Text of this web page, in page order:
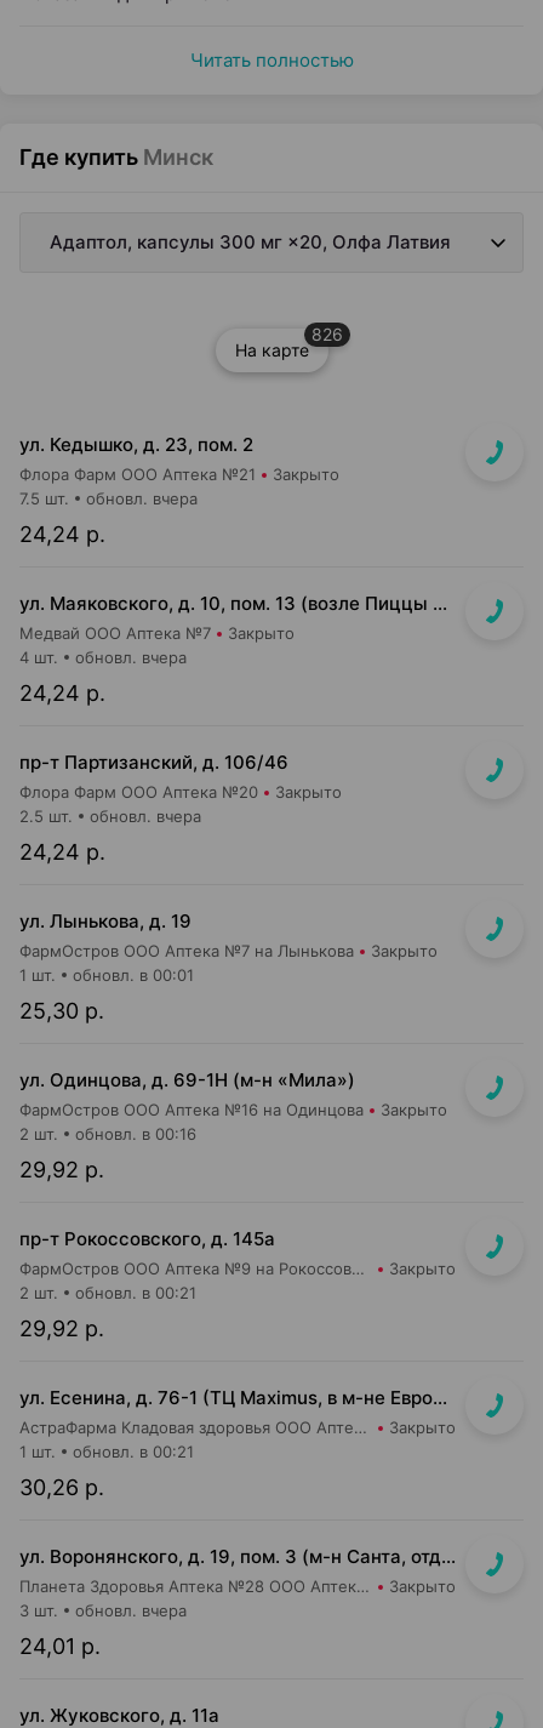
Читать полностью
Где купить Минск
Адаптол, капсулы 300 мг ×20, Олфа Латвия
На карте
826
ул. Кедышко, д. 23, пом. 2
Флора Фарм ООО Аптека №21 Закрыто
24,24 р.
7.5 шт. обновл. вчера
ул. Маяковского, д. 10, пом. 13 (возле Пиццы Мании)
Медвай ООО Аптека №7 Закрыто
24,24 р.
4 шт. обновл. вчера
пр-т Партизанский, д. 106/46
Флора Фарм ООО Аптека №20 Закрыто
24,24 р.
2.5 шт. обновл. вчера
ул. Лынькова, д. 19
ФармОстров ООО Аптека №7 на Лынькова Закрыто
25,30 р.
1 шт. обновл. в 00:01
ул. Одинцова, д. 69-1Н (м-н «Мила»)
ФармОстров ООО Аптека №16 на Одинцова Закрыто
29,92 р.
2 шт. обновл. в 00:16
пр-т Рокоссовского, д. 145а
ФармОстров ООО Аптека №9 на Рокоссовского Закрыто
29,92 р.
2 шт. обновл. в 00:21
ул. Есенина, д. 76-1 (ТЦ Maximus, в м-не Евроопт Super)
АстраФарма Кладовая здоровья ООО Аптека №9 Закрыто
30,26 р.
1 шт. обновл. в 00:21
ул. Воронянского, д. 19, пом. 3 (м-н Санта, отдельный вход)
Планета Здоровья Аптека №28 ООО Аптека №9 Закрыто
24,01 р.
3 шт. обновл. вчера
ул. Жуковского, д. 11а